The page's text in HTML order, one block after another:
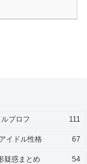
プロフ 111
イドル性格 67
疑惑まとめ 54